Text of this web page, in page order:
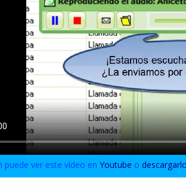
puede ver este vídeo enYoutube o